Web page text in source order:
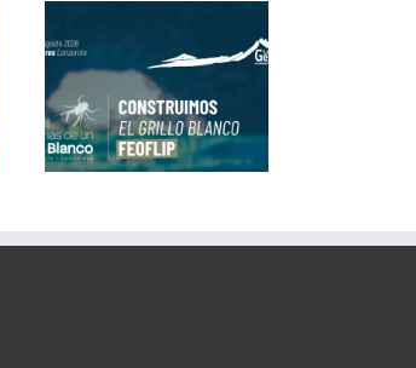
Pasacalles: ¡Los Grillos
Blancos Salen a la Calle!